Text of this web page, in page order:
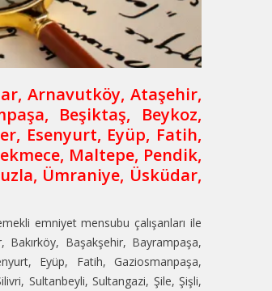
Arnavutköy, Ataşehir,
Beşiktaş, Beykoz,
Esenyurt, Eyüp, Fatih,
Maltepe, Pendik,
Ümraniye, Üsküdar,
emniyet mensubu çalışanları ile
Bakırköy, Başakşehir, Bayrampaşa,
Eyüp, Fatih, Gaziosmanpaşa,
Sultanbeyli, Sultangazi, Şile, Şişli,